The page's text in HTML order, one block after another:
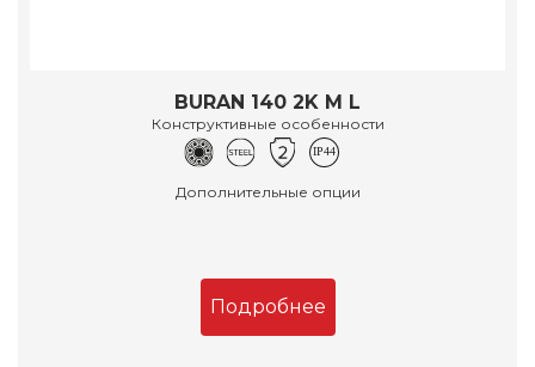
BURAN 140 2K M L
Конструктивные особенности
Дополнительные опции
Подробнее